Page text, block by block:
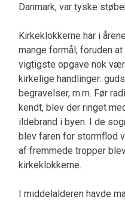
Danmark, var tyske
Kirkeklokkerne har i
mange formål; foruden
vigtigste opgave nok
kirkelige handlinger:
begravelser, m.m. Før
kendt, blev der ringet
ildebrand i byen. I de
blev faren for stormflod
af fremmede tropper
kirkeklokkerne.
I middelalderen havde